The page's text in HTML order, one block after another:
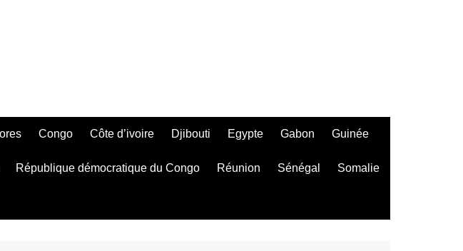
Congo Côte d’ivoire Djibouti Egypte Gabon Guinée
République démocratique du Congo Réunion Sénégal Somalie